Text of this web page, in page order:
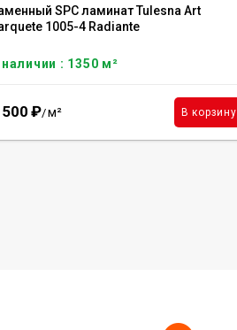
SPC ламинат Tulesna Art
1005-4 Radiante
наличии : 1350 м²
₽/м² В корзину